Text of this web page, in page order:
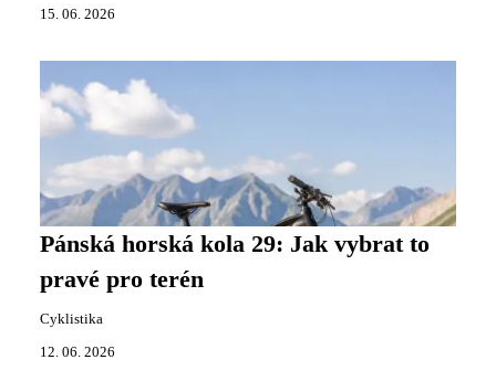
15. 06. 2026
Pánská horská kola 29: Jak vybrat to
pravé pro terén
Cyklistika
12. 06. 2026